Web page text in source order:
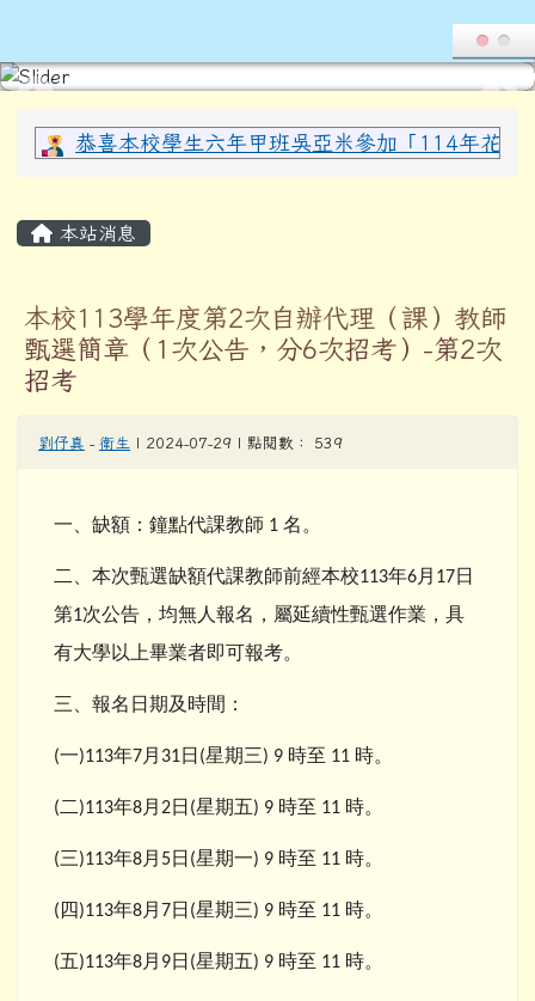
花蓮縣光復鄉西富國民小學全球資
上中區域內容
恭喜本校學生六年甲班吳亞米參加「114年花
本站消息
本校113學年度第2次自辦代理（課）教師
甄選簡章（1次公告，分6次招考）-第2次
招考
劉伃真 - 衛生 | 2024-07-29 | 點閱數： 539
一、缺額：鐘點代課教師 1 名。
二、本次甄選缺額代課教師前經本校113年6月 17日
第1次公告，均無人報名，屬延續性甄選作業，具
有大學以上畢業者即可報考。
三、報名日期及時間：
(一)113年7月 31日 (星期三) 9 時至 11 時。
(二)113年8月 2日 (星期五) 9 時至 11 時。
(三)113年8月 5日 (星期一) 9 時至 11 時。
( 四)113年8月 7日 (星期三) 9 時至 11 時。
(五)113年8月 9日 (星期五) 9 時至 11 時。
頁尾區域